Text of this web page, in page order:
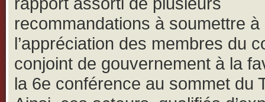
recommandations à soumettre à
l’appréciation des membres du
conjoint de gouvernement à la
la 6e conférence au sommet du